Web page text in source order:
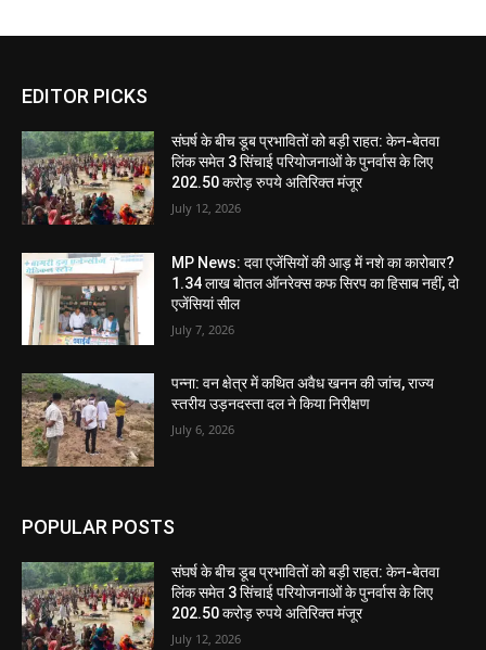
EDITOR PICKS
संघर्ष के बीच डूब प्रभावितों को बड़ी राहत: केन-बेतवा
लिंक समेत 3 सिंचाई परियोजनाओं के पुनर्वास के लिए
202.50 करोड़ रुपये अतिरिक्त मंजूर
July 12, 2026
MP News: दवा एजेंसियों की आड़ में नशे का कारोबार?
1.34 लाख बोतल ऑनरेक्स कफ सिरप का हिसाब नहीं, दो
एजेंसियां सील
July 7, 2026
पन्ना: वन क्षेत्र में कथित अवैध खनन की जांच, राज्य
स्तरीय उड़नदस्ता दल ने किया निरीक्षण
July 6, 2026
POPULAR POSTS
संघर्ष के बीच डूब प्रभावितों को बड़ी राहत: केन-बेतवा
लिंक समेत 3 सिंचाई परियोजनाओं के पुनर्वास के लिए
202.50 करोड़ रुपये अतिरिक्त मंजूर
July 12, 2026